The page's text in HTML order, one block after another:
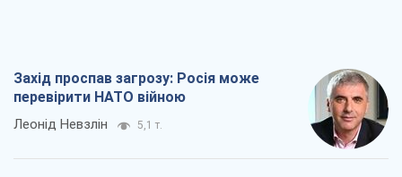
Захід проспав загрозу: Росія може
перевірити НАТО війною
Леонід Невзлін 5,1 т.